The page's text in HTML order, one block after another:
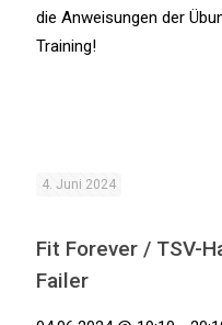
die Anweisungen der
Training!
4. Juni 2024
Fit Forever / TSV-
Failer